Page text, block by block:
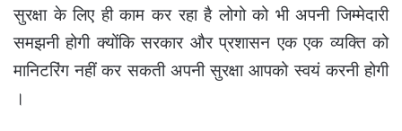
सुरक्षा के लिए ही काम कर रहा है लोगो को भी अपनी जिम्मेदारी
समझनी होगी क्योंकि सरकार और प्रशासन एक एक व्यक्ति को
मानिटरिंग नहीं कर सकती अपनी सुरक्षा आपको स्वयं करनी होगी
।